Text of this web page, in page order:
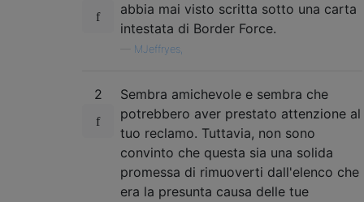
abbia mai visto scritta sotto una carta
intestata di Border Force.
MJeffryes,
2
Sembra amichevole e sembra che
potrebbero aver prestato attenzione al
tuo reclamo. Tuttavia, non sono
convinto che questa sia una solida
promessa di rimuoverti dall'elenco che
era la presunta causa delle tue